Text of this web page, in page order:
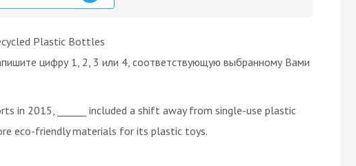
Plastic Bottles
цифру 1, 2, 3 или 4, соответствующую выбранному Вами
in 2015, ______ included a shift away from single-use plastic
eco-friendly materials for its plastic toys.